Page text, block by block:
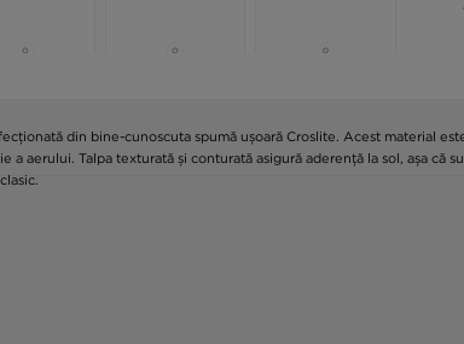
din bine-cunoscuta spumă ușoară Croslite. Acest material
aerului. Talpa texturată și conturată asigură aderență la sol, așa